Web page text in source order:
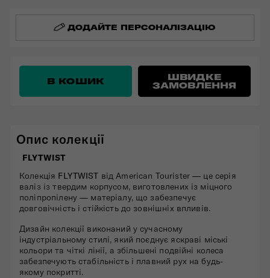
ДОДАЙТЕ ПЕРСОНАЛІЗАЦІЮ
В КОШИК ШВИДКЕ
ЗАМОВЛЕННЯ
Опис колекції
FLYTWIST
Колекція FLYTWIST від American Tourister — це серія
валіз із твердим корпусом, виготовлених із міцного
поліпропілену — матеріалу, що забезпечує
довговічність і стійкість до зовнішніх впливів.
Дизайн колекції виконаний у сучасному
індустріальному стилі, який поєднує яскраві міські
кольори та чіткі лінії, а збільшені подвійні колеса
забезпечують стабільність і плавний рух на будь-
якому покритті.